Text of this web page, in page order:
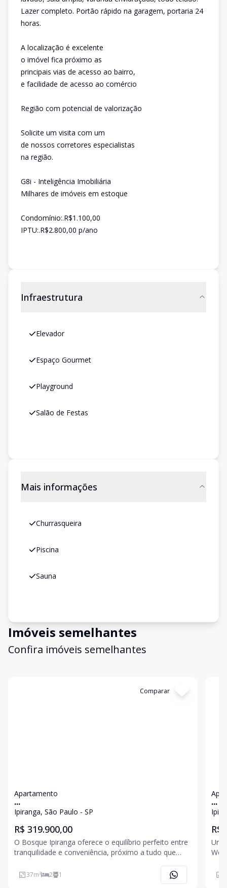
Lazer completo. Portão rápido na garagem, portaria 24
horas.
A localização é excelente
o imóvel fica próximo as
principais vias de acesso ao bairro,
e facilidade de acesso ao comércio
Região com potencial de valorização
Solicite um visita com um
de nossos corretores especialistas
na região.
G8i - Inteligência Imobiliária
Milhares de imóveis em estoque
Condomínio:.R$1.100,00
IPTU:.R$2.800,00 p/ano
Infraestrutura
Elevador
Espaço Gourmet
Playground
Salão de Festas
Mais informações
Churrasqueira
Piscina
Sauna
Imóveis semelhantes
Confira imóveis semelhantes
Comparar
Apartamento
...
Ipiranga, São Paulo - SP
R$ 319.900,00
O Bosque Ipiranga oferece o equilíbrio perfeito entre
tranquilidade e conveniência, próximo a tudo que
próximo ao Shopping Mooca Plaza, Shopping Central
Plaza e Museu do Ipiranga. No Bosque Ipiranga, você
37m² 2 1
...
R$
Um